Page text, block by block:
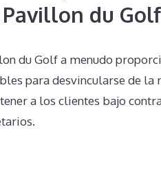
du Golf
du Golf a menudo
para desvincularse de la
a los clientes bajo